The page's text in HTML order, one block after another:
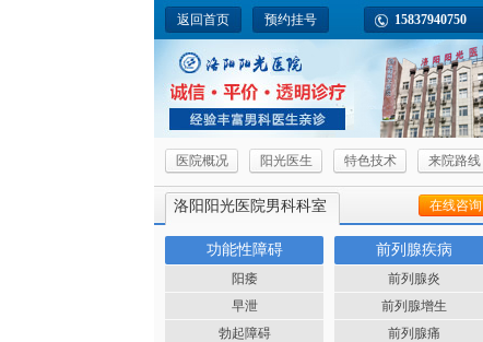
返回首页 预约挂号 15837940750
医院概况 阳光医生 特色技术 来院路线
洛阳阳光医院男科科室 在线咨询
功能性障碍
阳痿
早泄
勃起障碍
前列腺疾病
前列腺炎
前列腺增生
前列腺痛